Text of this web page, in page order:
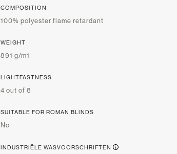
COMPOSITION
100% polyester flame retardant
WEIGHT
891 g/m1
LIGHTFASTNESS
4 out of 8
SUITABLE FOR ROMAN BLINDS
No
INDUSTRIËLE WASVOORSCHRIFTEN